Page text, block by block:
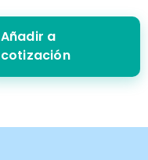
Añadir a
cotización